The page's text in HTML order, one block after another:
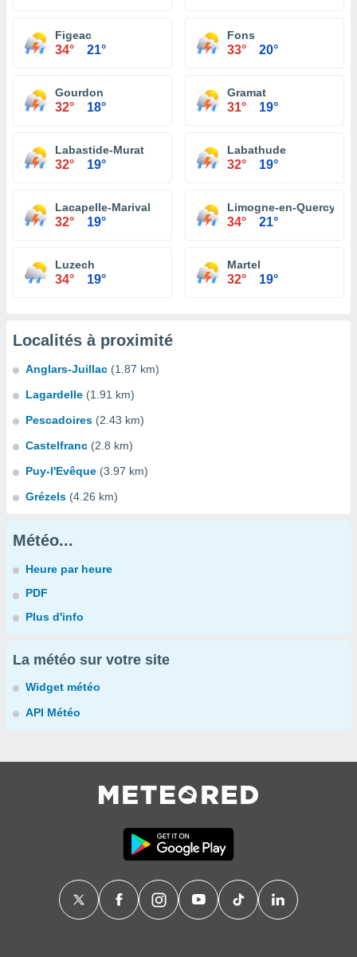
Figeac
34° 21°
Fons
33° 20°
Gourdon
32° 18°
Gramat
31° 19°
Labastide-Murat
32° 19°
Labathude
32° 19°
Lacapelle-Marival
32° 19°
Limogne-en-Quercy
34° 21°
Luzech
34° 19°
Martel
32° 19°
Localités à proximité
Anglars-Juillac (1.87 km)
Lagardelle (1.91 km)
Pescadoires (2.43 km)
Castelfranc (2.8 km)
Puy-l'Evêque (3.97 km)
Grézels (4.26 km)
Météo...
Heure par heure
PDF
Plus d'info
La météo sur votre site
Widget météo
API Météo